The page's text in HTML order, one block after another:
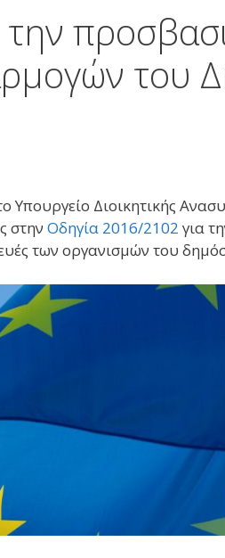
την
του
Διοικητικής
στην Οδηγία 2016/2102 για
των οργανισμών του